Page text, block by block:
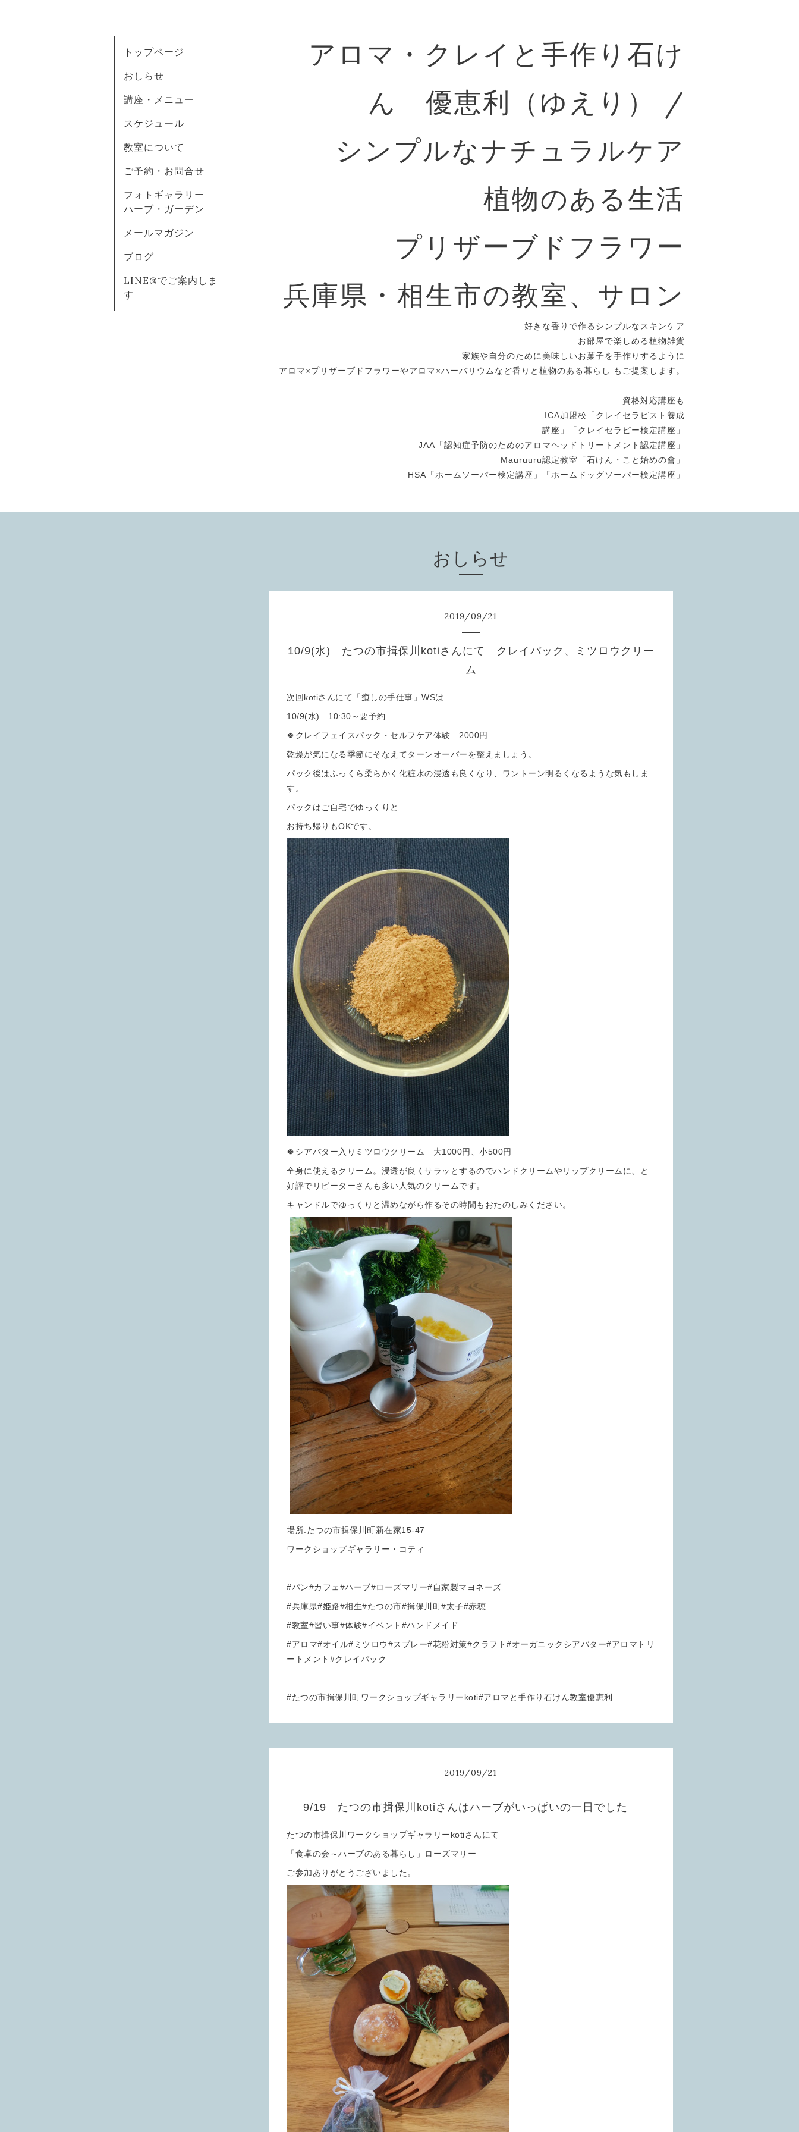
アロマ・クレイと手作り石け
ん 優恵利（ゆえり） /
シンプルなナチュラルケア
植物のある生活
プリザーブドフラワー
兵庫県・相生市の教室、サロン
好きな香りで作るシンプルなスキンケア
お部屋で楽しめる植物雑貨
家族や自分のために美味しいお菓子を手作りするように
アロマ×プリザーブドフラワーやアロマ×ハーバリウムなど香りと植物のある暮らし もご提案します。
資格対応講座も
ICA加盟校「クレイセラピスト養成
講座」「クレイセラピー検定講座」
JAA「認知症予防のためのアロマヘッドトリートメント認定講座」
Mauruuru認定教室「石けん・こと始めの會」
HSA「ホームソーパー検定講座」「ホームドッグソーパー検定講座」
トップページ
おしらせ
講座・メニュー
スケジュール
教室について
ご予約・お問合せ
フォトギャラリー
ハーブ・ガーデン
メールマガジン
ブログ
LINE@でご案内しま
す
おしらせ
2019/09/21
10/9(水) たつの市揖保川kotiさんにて クレイパック、ミツロウクリー
ム
次回kotiさんにて「癒しの手仕事」WSは
10/9(水) 10:30～要予約
🍀クレイフェイスパック・セルフケア体験 2000円
乾燥が気になる季節にそなえてターンオーバーを整えましょう。
パック後はふっくら柔らかく化粧水の浸透も良くなり、ワントーン明るくなるような気もしま
す。
パックはご自宅でゆっくりと…
お持ち帰りもOKです。
🍀シアバター入りミツロウクリーム 大1000円、小500円
全身に使えるクリーム。浸透が良くサラッとするのでハンドクリームやリップクリームに、と
好評でリピーターさんも多い人気のクリームです。
キャンドルでゆっくりと温めながら作るその時間もおたのしみください。
場所:たつの市揖保川町新在家15-47
ワークショップギャラリー・コティ
#パン#カフェ#ハーブ#ローズマリー#自家製マヨネーズ
#兵庫県#姫路#相生#たつの市#揖保川町#太子#赤穂
#教室#習い事#体験#イベント#ハンドメイド
#アロマ#オイル#ミツロウ#スプレー#花粉対策#クラフト#オーガニックシアバター#アロマトリ
ートメント#クレイパック
#たつの市揖保川町ワークショップギャラリーkoti#アロマと手作り石けん教室優恵利
2019/09/21
9/19 たつの市揖保川kotiさんはハーブがいっぱいの一日でした
たつの市揖保川ワークショップギャラリーkotiさんにて
「食卓の会～ハーブのある暮らし」ローズマリー
ご参加ありがとうございました。